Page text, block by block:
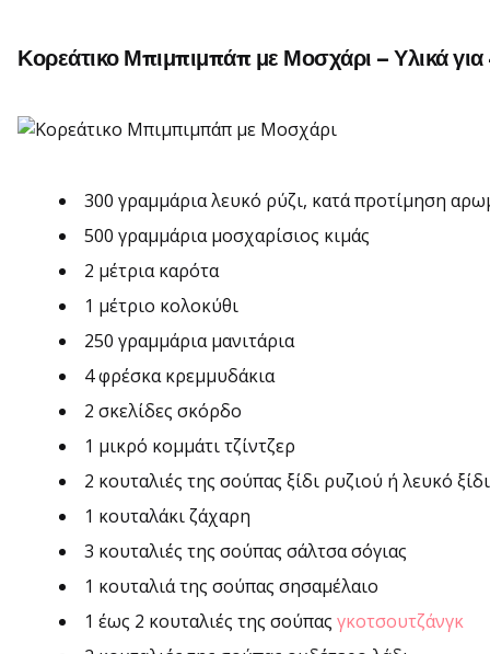
Κορεάτικο Μπιμπιμπάπ με Μοσχάρι – Υλικά
300 γραμμάρια λευκό ρύζι, κατά προτίμηση
500 γραμμάρια μοσχαρίσιος κιμάς
2 μέτρια καρότα
1 μέτριο κολοκύθι
250 γραμμάρια μανιτάρια
4 φρέσκα κρεμμυδάκια
2 σκελίδες σκόρδο
1 μικρό κομμάτι τζίντζερ
2 κουταλιές της σούπας ξίδι ρυζιού ή λευκό ξίδι
1 κουταλάκι ζάχαρη
3 κουταλιές της σούπας σάλτσα σόγιας
1 κουταλιά της σούπας σησαμέλαιο
1 έως 2 κουταλιές της σούπας γκοτσουτζάνγκ